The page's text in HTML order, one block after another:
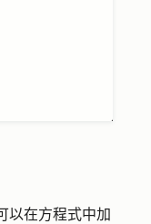
以在方程式中加